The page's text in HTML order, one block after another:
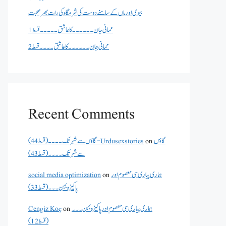
بیوی اور ماں کے سامنے دوست کی شرمگاہ کی رات بھر صحبت
ممانی جان ۔۔۔۔۔۔کا عاشق ۔۔۔۔۔قسط 1
ممانی جان ۔۔۔۔۔۔کا عاشق ۔۔۔۔قسط 2
Recent Comments
گاؤں سے شہر تک۔۔۔۔(قسط 44) - Urdusexstoriesonگاؤں
سے شہر تک۔۔۔۔(قسط 43)
social media optimizationonہماری پیاری سی معصوم اور
پاکیزہ بہن۔۔۔(قسط33)
Cengiz Koçonہماری پیاری سی معصوم اور پاکیزہ بہن۔۔۔
(قسط12)